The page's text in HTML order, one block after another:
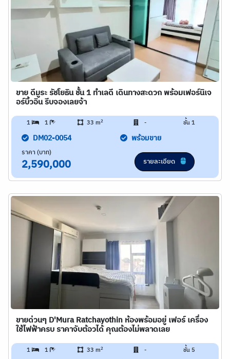
ขาย ดีมูระ รัชโยธิน ชั้น 1 ทำเลดี เดินทางสะดวก พร้อมเฟอร์นิเจ
อร์บิ้วอิน รีบจองเลยจ้า
1 1 33 m2 - ชั้น 1
DM02-0054 พร้อมขาย
ราคา (บาท)
2,590,000 รายละเอียด
ขายด่วนๆ D'Mura Ratchayothin ห้องพร้อมอยู่ เฟอร์ เครื่อง
ใช้ไฟฟ้าครบ ราคาจับต้อวได้ คุณต้องไม่พลาดเลย
1 1 33 m2 - ชั้น 5